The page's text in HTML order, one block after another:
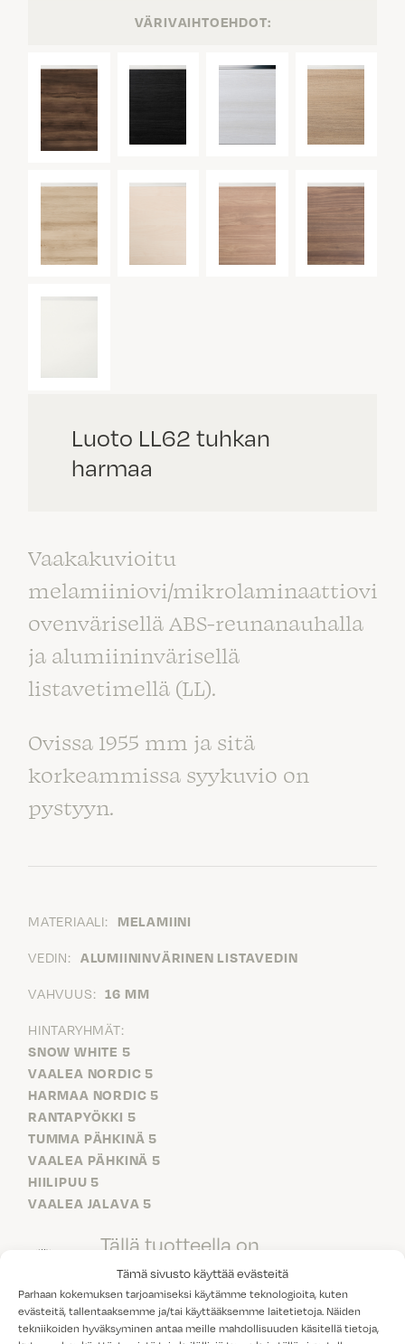
Tämä sivusto käyttää evästeitä
Parhaan kokemuksen tarjoamiseksi käytämme teknologioita, kuten
evästeitä, tallentaaksemme ja/tai käyttääksemme laitetietoja. Näiden
tekniikoiden hyväksyminen antaa meille mahdollisuuden käsitellä tietoja,
VÄRIVAIHTOEHDOT:
Luoto LL62 tuhkan
harmaa
Vaakakuvioitu
melamiiniovi/mikrolaminaattiovi
ovenvärisellä ABS-reunanauhalla
ja alumiininvärisellä
listavetimellä (LL).
Ovissa 1955 mm ja sitä
korkeammissa syykuvio on
pystyyn.
MATERIAALI: MELAMIINI
VEDIN: ALUMIININVÄRINEN LISTAVEDIN
VAHVUUS: 16 MM
HINTARYHMÄT:
SNOW WHITE 5
VAALEA NORDIC 5
HARMAA NORDIC 5
RANTAPYÖKKI 5
TUMMA PÄHKINÄ 5
VAALEA PÄHKINÄ 5
HIILIPUU 5
VAALEA JALAVA 5
Tällä tuotteella on
vähäpäästöisyydestä kertova
M1-laatuluokitus.